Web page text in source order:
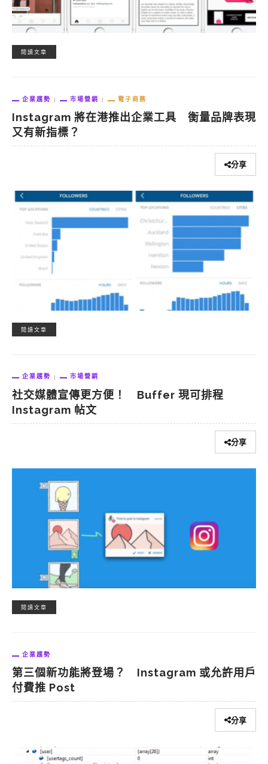
閱讀文章
企業趨勢 市場營銷 電子商務
Instagram 將在港推出企業工具 衡量品牌表現
又有新指標？
分享
閱讀文章
企業趨勢 市場營銷
社交媒體宣傳更方便！ Buffer 現可排程
Instagram 帖文
分享
閱讀文章
企業趨勢
第三個新功能將登場？ Instagram 或允許用戶
付費推 Post
分享